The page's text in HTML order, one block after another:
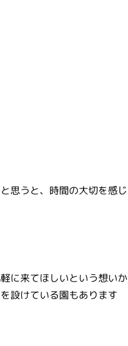
思うと、時間の大切を感じ
に来てほしいという想いか
設けている園もあります